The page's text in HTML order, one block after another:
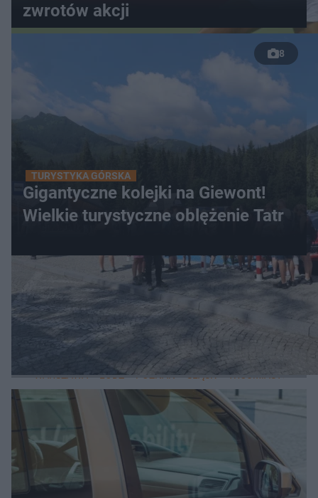
zwrotów akcji
8
TURYSTYKA GÓRSKA
Gigantyczne kolejki na Giewont!
Wielkie turystyczne oblężenie Tatr
WIĘCEJ
LOKALNE
WARSZAWA ŁÓDŹ POZNAŃ ŚLĄSK TRÓJMIASTO